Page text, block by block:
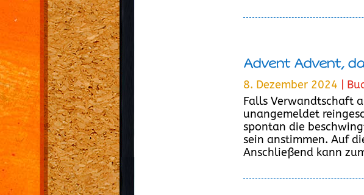
Advent Advent,
8. Dezember 2024 |
Falls Verwandtschaft
unangemeldet
spontan die
sein anstimmen. Auf
Anschließend kann